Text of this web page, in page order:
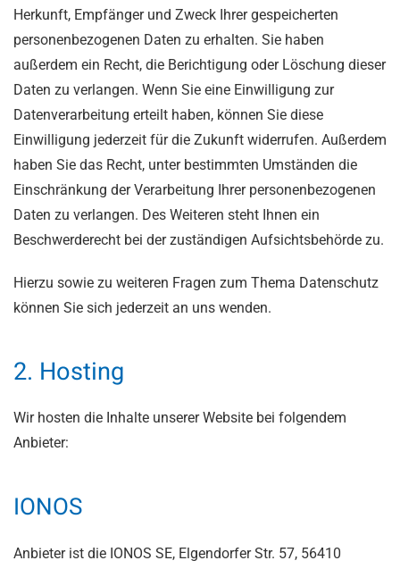
Herkunft, Empfänger und Zweck Ihrer gespeicherten
personenbezogenen Daten zu erhalten. Sie haben
außerdem ein Recht, die Berichtigung oder Löschung dieser
Daten zu verlangen. Wenn Sie eine Einwilligung zur
Datenverarbeitung erteilt haben, können Sie diese
Einwilligung jederzeit für die Zukunft widerrufen. Außerdem
haben Sie das Recht, unter bestimmten Umständen die
Einschränkung der Verarbeitung Ihrer personenbezogenen
Daten zu verlangen. Des Weiteren steht Ihnen ein
Beschwerderecht bei der zuständigen Aufsichtsbehörde zu.
Hierzu sowie zu weiteren Fragen zum Thema Datenschutz
können Sie sich jederzeit an uns wenden.
2. Hosting
Wir hosten die Inhalte unserer Website bei folgendem
Anbieter:
IONOS
Anbieter ist die IONOS SE, Elgendorfer Str. 57, 56410